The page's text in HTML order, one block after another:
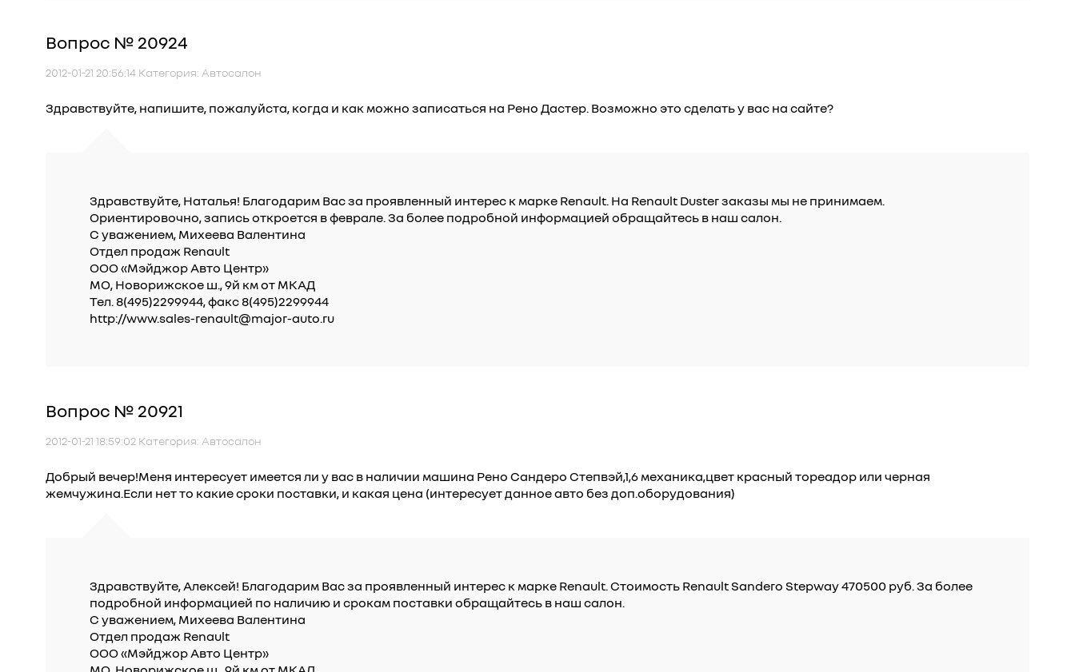
Вопрос № 20924
2012-01-21 20:56:14 Категория: Автосалон
Здравствуйте, напишите, пожалуйста, когда и как можно записаться на Рено Дастер. Возможно это сделать у вас на сайте?
Здравствуйте, Наталья! Благодарим Вас за проявленный интерес к марке Renault. На Renault Duster заказы мы не принимаем.
Ориентировочно, запись откроется в феврале. За более подробной информацией обращайтесь в наш салон.
С уважением, Михеева Валентина
Отдел продаж Renault
ООО «Мэйджор Авто Центр»
МО, Новорижское ш., 9й км от МКАД
Тел. 8(495)2299944, факс 8(495)2299944
http://www.sales-renault@major-auto.ru
Вопрос № 20921
2012-01-21 18:59:02 Категория: Автосалон
Добрый вечер!Меня интересует имеется ли у вас в наличии машина Рено Сандеро Степвэй,1,6 механика,цвет красный тореадор или черная
жемчужина.Если нет то какие сроки поставки, и какая цена (интересует данное авто без доп.оборудования)
Здравствуйте, Алексей! Благодарим Вас за проявленный интерес к марке Renault. Стоимость Renault Sandero Stepway 470500 руб. За более
подробной информацией по наличию и срокам поставки обращайтесь в наш салон.
С уважением, Михеева Валентина
Отдел продаж Renault
ООО «Мэйджор Авто Центр»